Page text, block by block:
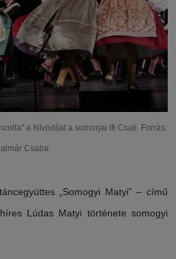
a Nívódíjat a somorjai Ifi Csali. Forrás:
Csaba
„Somogyi Matyi” – című
Lúdas Matyi története somogyi